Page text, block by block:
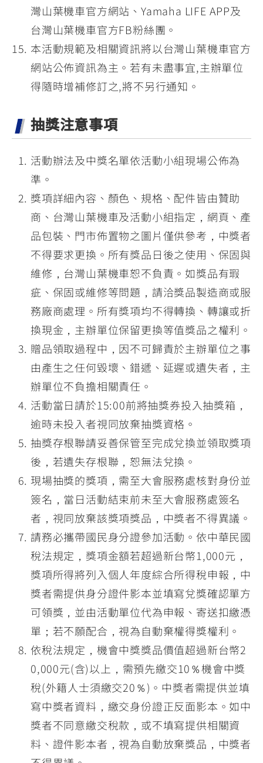
灣山葉機車官方網站、Yamaha LIFE APP及
台灣山葉機車官方FB粉絲團。
本活動規範及相關資訊將以台灣山葉機車官方
網站公佈資訊為主。若有未盡事宜,主辦單位
得隨時增補修訂之,將不另行通知。
抽獎注意事項
活動辦法及中獎名單依活動小組現場公佈為
準。
獎項詳細內容、顏色、規格、配件皆由贊助
商、台灣山葉機車及活動小組指定，網頁、產
品包裝、門市佈置物之圖片僅供參考，中獎者
不得要求更換。所有獎品日後之使用、保固與
維修，台灣山葉機車恕不負責。如獎品有瑕
疵、保固或維修等問題，請洽獎品製造商或服
務廠商處理。所有獎項均不得轉換、轉讓或折
換現金，主辦單位保留更換等值獎品之權利。
贈品領取過程中，因不可歸責於主辦單位之事
由產生之任何毀壞、錯遞、延遲或遺失者，主
辦單位不負擔相關責任。
活動當日請於15:00前將抽獎券投入抽獎箱，
逾時未投入者視同放棄抽獎資格。
抽獎存根聯請妥善保管至完成兌換並領取獎項
後，若遺失存根聯，恕無法兌換。
現場抽獎的獎項，需至大會服務處核對身份並
簽名，當日活動結束前未至大會服務處簽名
者，視同放棄該獎項獎品，中獎者不得異議。
請務必攜帶國民身分證參加活動。依中華民國
稅法規定，獎項金額若超過新台幣1,000元，
獎項所得將列入個人年度綜合所得稅申報，中
獎者需提供身分證件影本並填寫兌獎確認單方
可領獎，並由活動單位代為申報、寄送扣繳憑
單；若不願配合，視為自動棄權得獎權利。
依稅法規定，機會中獎獎品價值超過新台幣2
0,000元(含)以上，需預先繳交10％機會中獎
稅(外籍人士須繳交20％)。中獎者需提供並填
寫中獎者資料，繳交身份證正反面影本。如中
獎者不同意繳交稅款，或不填寫提供相關資
料、證件影本者，視為自動放棄獎品，中獎者